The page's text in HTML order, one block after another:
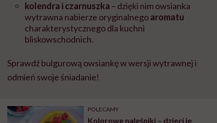
kolendra i czarnuszka – dzięki nim owsianka
wytrawna nabierze oryginalnegoaromatu
charakterystycznego dla kuchni
bliskowschodnich.
Sprawdź bulgurową owsiankę w wersji wytrawnej i
odmień swoje śniadanie!
POLECAMY
Kolorowe naleśniki – dzieci je